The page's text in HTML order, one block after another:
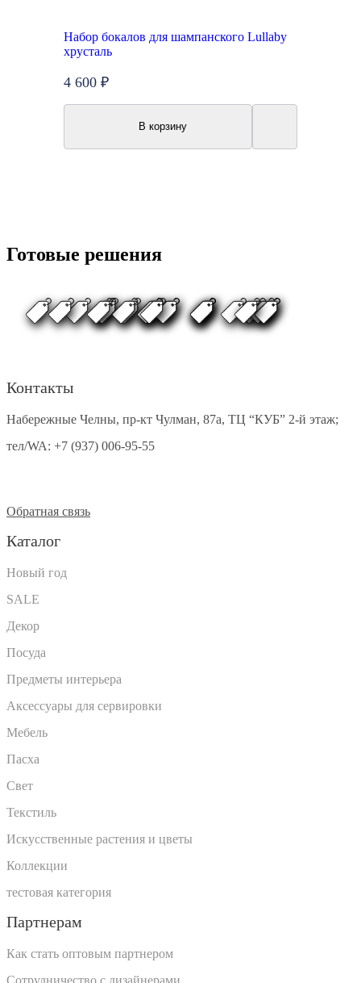
Набор бокалов для шампанского Lullaby
хрусталь
4 600 ₽
В корзину
Готовые решения
Контакты
Набережные Челны, пр-кт Чулман, 87а, ТЦ “КУБ” 2-й этаж;
тел/WA: +7 (937) 006-95-55
Обратная связь
Каталог
Новый год
SALE
Декор
Посуда
Предметы интерьера
Аксессуары для сервировки
Мебель
Пасха
Свет
Текстиль
Искусственные растения и цветы
Коллекции
тестовая категория
Партнерам
Как стать оптовым партнером